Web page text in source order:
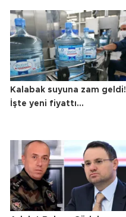
Kalabak suyuna zam geldi!
İşte yeni fiyattı...